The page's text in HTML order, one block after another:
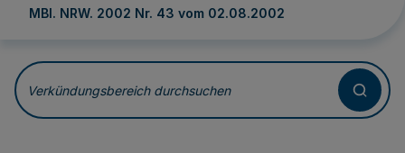
MBl. NRW. 2002 Nr. 43 vom 02.08.2002
Verkündungsbereich durchsuchen